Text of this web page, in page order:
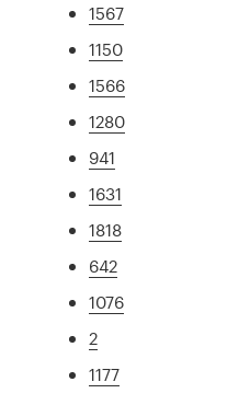
1567
1150
1566
1280
941
1631
1818
642
1076
2
1177